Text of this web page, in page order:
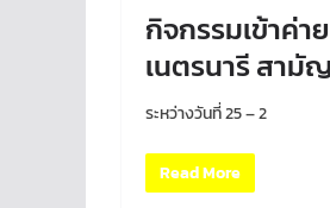
กิจกรรมเข้าค่
เนตรนารี สามั
ระหว่างวันที่ 25 – 2
Read More